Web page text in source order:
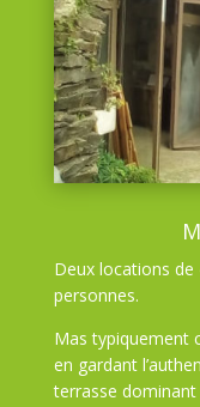
Deux locations
personnes.
Mas typiquement
en gardant
terrasse dominant